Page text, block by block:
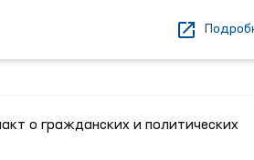
о гражданских и политических